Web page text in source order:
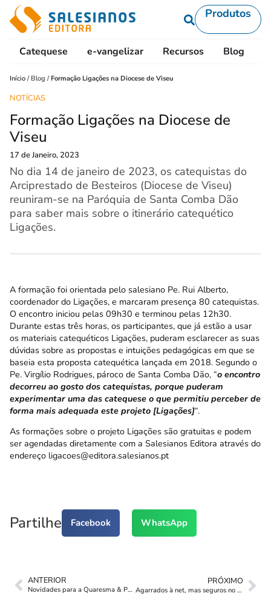
Produtos
Catequese e-vangelizar Recursos Blog
Início / Blog /Formação Ligações na Diocese de Viseu
NOTÍCIAS
Formação Ligações na Diocese de
Viseu
17 de Janeiro, 2023
No dia 14 de janeiro de 2023, os catequistas do
Arciprestado de Besteiros (Diocese de Viseu)
reuniram-se na Paróquia de Santa Comba Dão
para saber mais sobre o itinerário catequético
Ligações.
A formação foi orientada pelo salesiano Pe. Rui Alberto,
coordenador do Ligações, e marcaram presença 80 catequistas.
O encontro iniciou pelas 09h30 e terminou pelas 12h30.
Durante estas três horas, os participantes, que já estão a usar
os materiais catequéticos Ligações, puderam esclarecer as suas
dúvidas sobre as propostas e intuições pedagógicas em que se
baseia esta proposta catequética lançada em 2018. Segundo o
Pe. Virgílio Rodrigues, pároco de Santa Comba Dão, “o encontro
decorreu ao gosto dos catequistas, porque puderam
experimentar uma das catequese o que permitiu perceber de
forma mais adequada este projeto [Ligações]“.
As formações sobre o projeto Ligações são gratuitas e podem
ser agendadas diretamente com a Salesianos Editora através do
endereço ligacoes@editora.salesianos.pt
Partilhe Facebook WhatsApp
ANTERIOR
Novidades para a Quaresma & Páscoa (2023)
PRÓXIMO
Agarrados à net, mas seguros no amor dos pais